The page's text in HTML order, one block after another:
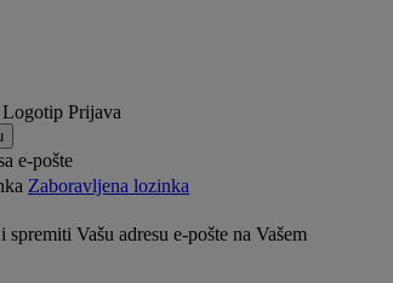
Prijava
e-pošte
Zaboravljena lozinka
Vašu adresu e-pošte na Vašem